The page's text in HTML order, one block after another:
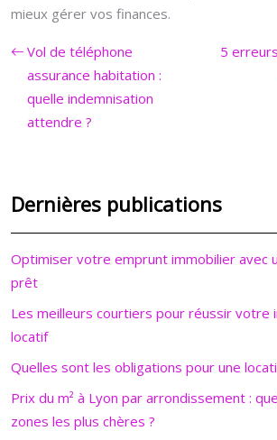
mieux gérer vos finances.
Vol de téléphone
assurance habitation :
quelle indemnisation
attendre ?
5
Dernières publications
Optimiser votre emprunt immobilier avec
prêt
Les meilleurs courtiers pour réussir votre
locatif
Quelles sont les obligations pour une
Prix du m² à Lyon par arrondissement :
zones les plus chères ?